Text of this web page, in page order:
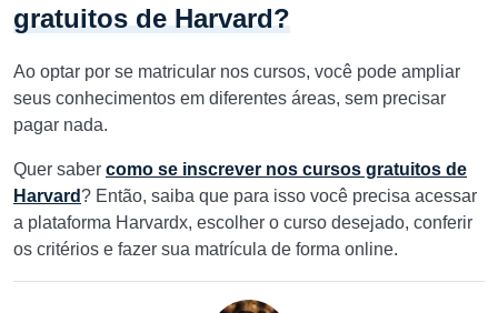
gratuitos de Harvard?
Ao optar por se matricular nos cursos, você pode ampliar
seus conhecimentos em diferentes áreas, sem precisar
pagar nada.
Quer saber como se inscrever nos cursos gratuitos de
Harvard? Então, saiba que para isso você precisa acessar
a plataforma Harvardx, escolher o curso desejado, conferir
os critérios e fazer sua matrícula de forma online.